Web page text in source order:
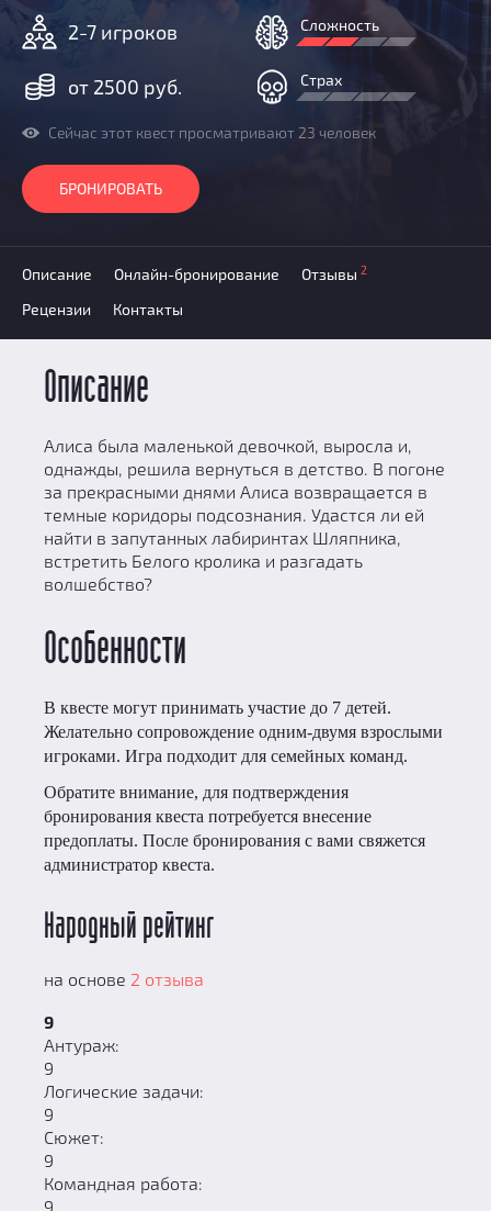
Добавить квест
2-7 игроков
от 2500 руб.
Сложность
Страх
Сейчас этот квест просматривают 23 человек
БРОНИРОВАТЬ
Описание Онлайн-бронирование Отзывы 2
Рецензии Контакты
Описание
Алиса была маленькой девочкой, выросла и,
однажды, решила вернуться в детство. В погоне
за прекрасными днями Алиса возвращается в
темные коридоры подсознания. Удастся ли ей
найти в запутанных лабиринтах Шляпника,
встретить Белого кролика и разгадать
волшебство?
Особенности
В квесте могут принимать участие до 7 детей.
Желательно сопровождение одним-двумя взрослыми
игроками. Игра подходит для семейных команд.
Обратите внимание, для подтверждения
бронирования квеста потребуется внесение
предоплаты. После бронирования с вами свяжется
администратор квеста.
Народный рейтинг
на основе 2 отзыва
9
Антураж:
9
Логические задачи:
9
Сюжет:
9
Командная работа:
9